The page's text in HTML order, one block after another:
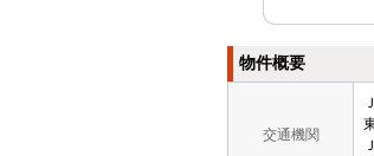
物件概要
交通機関